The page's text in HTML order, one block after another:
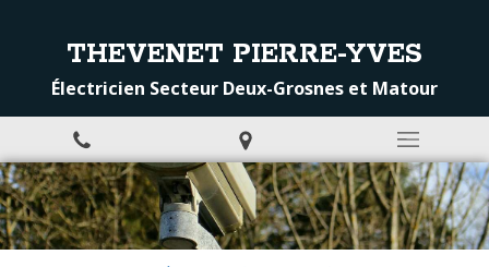
THEVENET PIERRE-YVES
Électricien Secteur Deux-Grosnes et Matour